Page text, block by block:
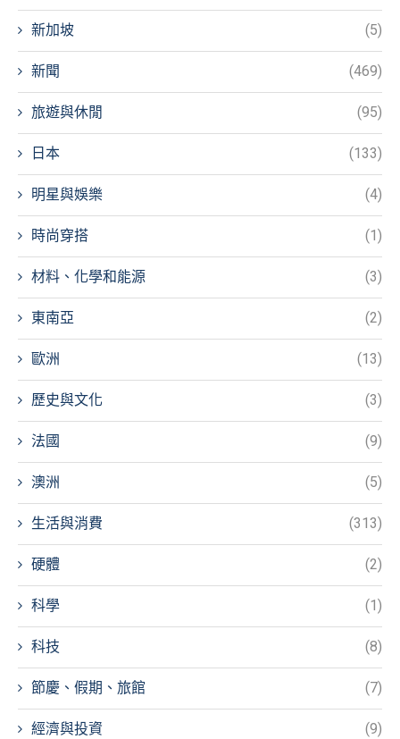
新加坡 (5)
新聞 (469)
旅遊與休閒 (95)
日本 (133)
明星與娛樂 (4)
時尚穿搭 (1)
材料、化學和能源 (3)
東南亞 (2)
歐洲 (13)
歷史與文化 (3)
法國 (9)
澳洲 (5)
生活與消費 (313)
硬體 (2)
科學 (1)
科技 (8)
節慶、假期、旅館 (7)
經濟與投資 (9)